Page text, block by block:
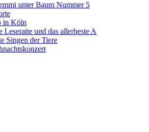
unter Baum Nummer 5
in Köln
Leseratte und das allerbeste A
Singen der Tiere